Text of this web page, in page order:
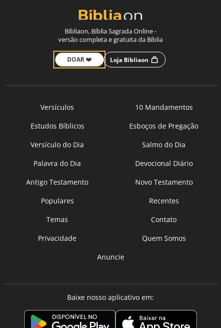
Bíbliaon, Bíblia Sagrada Online -
versão completa e gratuita da Bíblia
DOAR ❤️ Loja Bíbliaon
Versículos
10 Mandamentos
Estudos Bíblicos
Esboços de Pregação
Versículo do Dia
Salmo do Dia
Palavra do Dia
Devocional Diário
Antigo Testamento
Novo Testamento
Populares
Recentes
Temas
Contato
Privacidade
Quem Somos
Anuncie
Baixe nosso aplicativo em: